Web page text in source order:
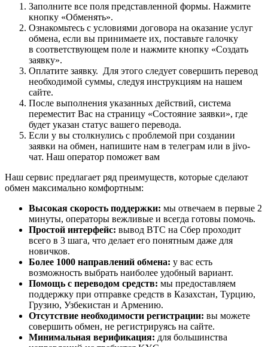
Заполните все поля представленной формы. Нажмите
кнопку «Обменять».
Ознакомьтесь с условиями договора на оказание услуг
обмена, если вы принимаете их, поставьте галочку
в соответствующем поле и нажмите кнопку «Создать
заявку».
Оплатите заявку. Для этого следует совершить перевод
необходимой суммы, следуя инструкциям на нашем
сайте.
После выполнения указанных действий, система
переместит Вас на страницу «Состояние заявки», где
будет указан статус вашего перевода.
Если у вы столкнулись с проблемой при создании
заявки на обмен, напишите нам в телеграм или в jivo-
чат. Наш оператор поможет вам
Наш сервис предлагает ряд преимуществ, которые сделают
обмен максимально комфортным:
Высокая скорость поддержки: мы отвечаем в первые 2
минуты, операторы вежливые и всегда готовы помочь.
Простой интерфейс: вывод BTC на Сбер проходит
всего в 3 шага, что делает его понятным даже для
новичков.
Более 1000 направлений обмена: у вас есть
возможность выбрать наиболее удобный вариант.
Помощь с переводом средств: мы предоставляем
поддержку при отправке средств в Казахстан, Турцию,
Грузию, Узбекистан и Армению.
Отсутствие необходимости регистрации: вы можете
совершить обмен, не регистрируясь на сайте.
Минимальная верификация: для большинства